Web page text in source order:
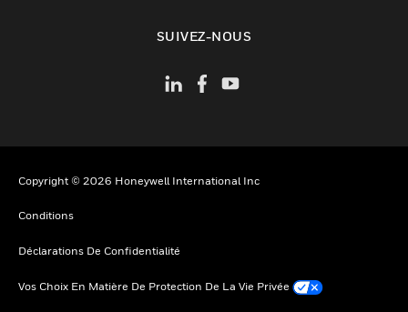
SUIVEZ-NOUS
Copyright © 2026 Honeywell International Inc
Conditions
Déclarations De Confidentialité
Vos Choix En Matière De Protection De La Vie Privée